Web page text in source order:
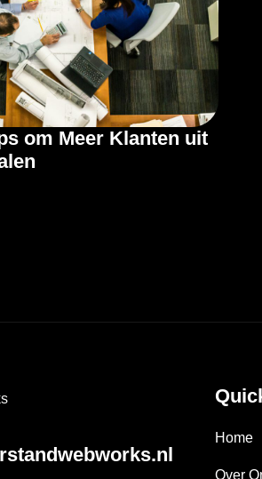
om Meer Klanten uit
Home
Over